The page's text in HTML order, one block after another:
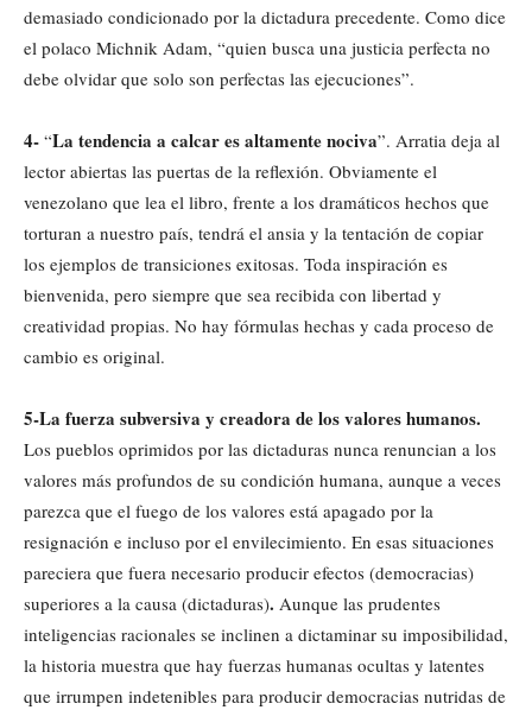
demasiado condicionado por la dictadura precedente. Como dice
el polaco Michnik Adam, “quien busca una justicia perfecta no
debe olvidar que solo son perfectas las ejecuciones”.
4- “La tendencia a calcar es altamente nociva”. Arratia deja al
lector abiertas las puertas de la reflexión. Obviamente el
venezolano que lea el libro, frente a los dramáticos hechos que
torturan a nuestro país, tendrá el ansia y la tentación de copiar
los ejemplos de transiciones exitosas. Toda inspiración es
bienvenida, pero siempre que sea recibida con libertad y
creatividad propias. No hay fórmulas hechas y cada proceso de
cambio es original.
5-La fuerza subversiva y creadora de los valores humanos.
Los pueblos oprimidos por las dictaduras nunca renuncian a los
valores más profundos de su condición humana, aunque a veces
parezca que el fuego de los valores está apagado por la
resignación e incluso por el envilecimiento. En esas situaciones
pareciera que fuera necesario producir efectos (democracias)
superiores a la causa (dictaduras). Aunque las prudentes
inteligencias racionales se inclinen a dictaminar su imposibilidad,
la historia muestra que hay fuerzas humanas ocultas y latentes
que irrumpen indetenibles para producir democracias nutridas de